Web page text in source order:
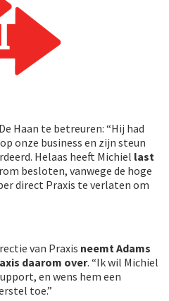
Haan te betreuren: “Hij had
onze business en zijn steun
Helaas heeft Michiel last
besloten, vanwege de hoge
direct Praxis te verlaten om
van Praxis neemt Adams
daarom over. “Ik wil Michiel
en wens hem een
toe.”